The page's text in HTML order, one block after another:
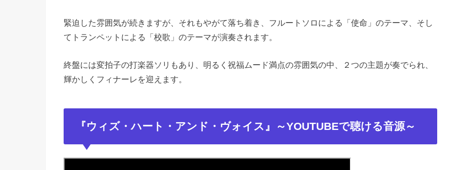
緊迫した雰囲気が続きますが、それもやがて落ち着き、フルートソロによる「使命」のテーマ、そし
てトランペットによる「校歌」のテーマが演奏されます。
終盤には変拍子の打楽器ソリもあり、明るく祝福ムード満点の雰囲気の中、２つの主題が奏でられ、
輝かしくフィナーレを迎えます。
『ウィズ・ハート・アンド・ヴォイス』～YOUTUBEで聴ける音源～